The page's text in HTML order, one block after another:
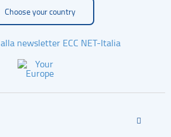
Choose your country